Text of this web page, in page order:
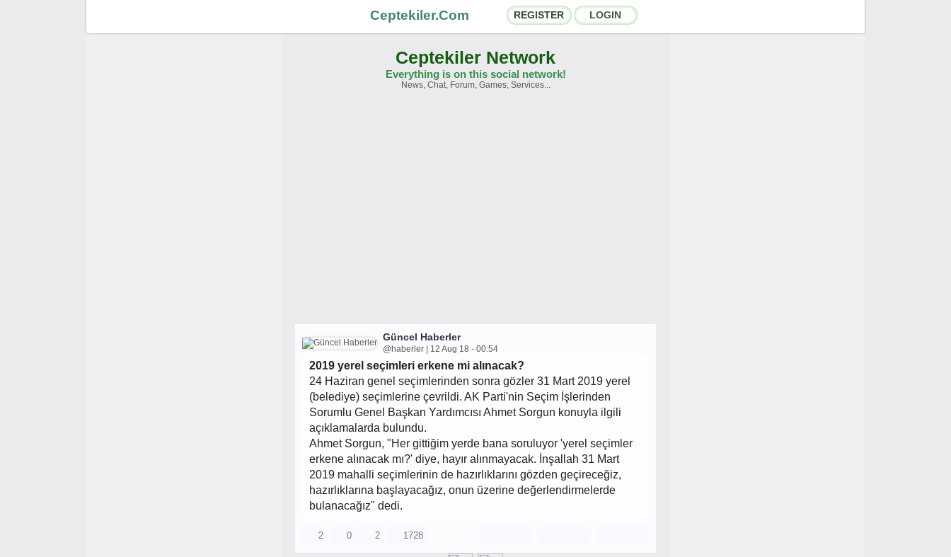
Ceptekiler.Com REGISTER LOGIN
Social Shares
Ceptekiler Network
Everything is on this social network!
News, Chat, Forum, Games, Services...
Güncel Haberler
@haberler | 12 Aug 18 - 00:54
2019 yerel seçimleri erkene mi alınacak?
24 Haziran genel seçimlerinden sonra gözler 31 Mart 2019 yerel
(belediye) seçimlerine çevrildi. AK Parti'nin Seçim İşlerinden
Sorumlu Genel Başkan Yardımcısı Ahmet Sorgun konuyla ilgili
açıklamalarda bulundu.
Ahmet Sorgun, "Her gittiğim yerde bana soruluyor 'yerel seçimler
erkene alınacak mı?' diye, hayır alınmayacak. İnşallah 31 Mart
2019 mahalli seçimlerinin de hazırlıklarını gözden geçireceğiz,
hazırlıklarına başlayacağız, onun üzerine değerlendirmelerde
bulanacağız" dedi.
2 0 2 1728